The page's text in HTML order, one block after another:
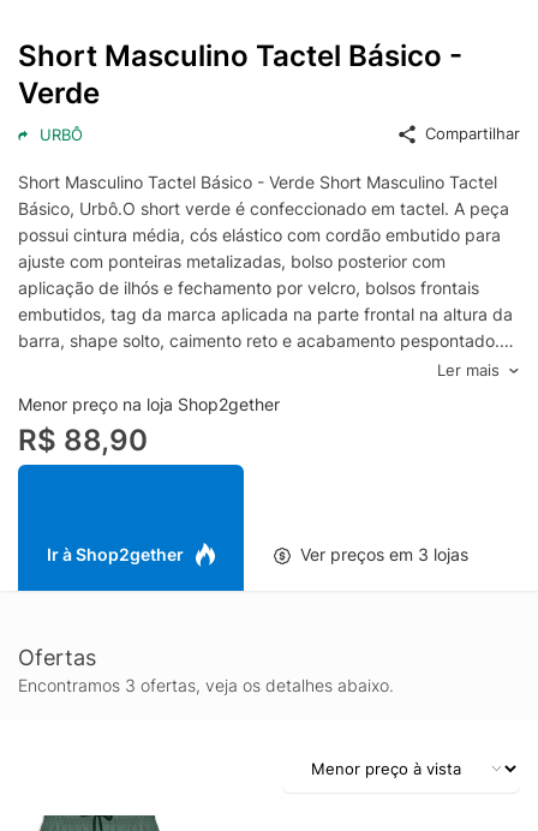
Short Masculino Tactel Básico -
Verde
URBÔ Compartilhar
Short Masculino Tactel Básico - Verde Short Masculino Tactel
Básico, Urbô.O short verde é confeccionado em tactel. A peça
possui cintura média, cós elástico com cordão embutido para
ajuste com ponteiras metalizadas, bolso posterior com
aplicação de ilhós e fechamento por velcro, bolsos frontais
embutidos, tag da marca aplicada na parte frontal na altura da
barra, shape solto, caimento reto e acabamento pespontado.-
Modelagem regular, sugerimos o tamanho padrão.- Lavar á
mãoComposição: 90% Poliéster e 10% ElastanoCor:
VerdeMarca: Urbô
Ler mais
Menor preço na loja Shop2gether
R$ 88,90
Ir à Shop2gether Ver preços em 3 lojas
Ofertas
Encontramos 3 ofertas, veja os detalhes abaixo.